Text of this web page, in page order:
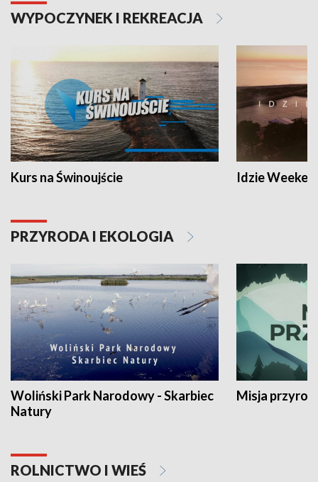
WYPOCZYNEK I REKREACJA
Kurs na Świnoujście Idzie
PRZYRODA I EKOLOGIA
Woliński Park Narodowy - Skarbiec
Natury
Misja
ROLNICTWO I WIEŚ